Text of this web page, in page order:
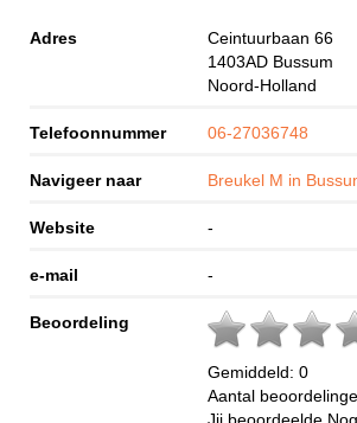
Adres
Ceintuurbaan 66
1403AD Bussum
Noord-Holland
Telefoonnummer 06-27036748
Navigeer naar Breukel M in
Website -
e-mail -
Beoordeling
Gemiddeld: 0
Aantal
Jij beoordeelde